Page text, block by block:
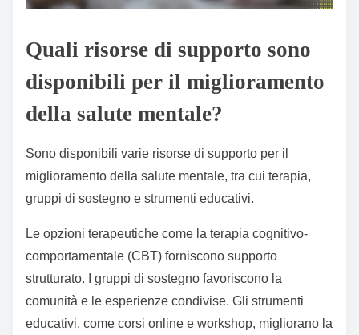
Quali risorse di supporto sono
disponibili per il miglioramento
della salute mentale?
Sono disponibili varie risorse di supporto per il
miglioramento della salute mentale, tra cui terapia,
gruppi di sostegno e strumenti educativi.
Le opzioni terapeutiche come la terapia cognitivo-
comportamentale (CBT) forniscono supporto
strutturato. I gruppi di sostegno favoriscono la
comunità e le esperienze condivise. Gli strumenti
educativi, come corsi online e workshop, migliorano la